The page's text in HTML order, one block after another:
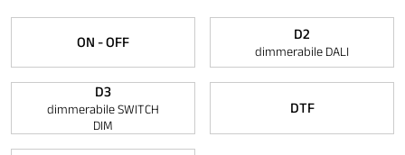
ON - OFF
D2
dimmerabile DALI
D3
dimmerabile SWITCH
DIM
DTF